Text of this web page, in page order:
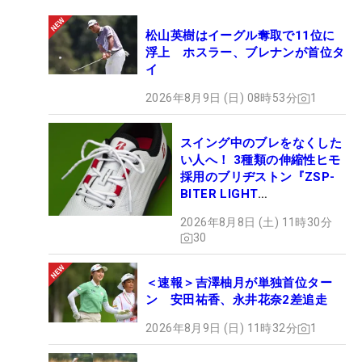
代 4R 6番パー5、7番パー4
2010年「ミズノクラシック」パク・ヒヨン 1R 6番
パー4、7番パー5
10番パー4、11番パー3
松山英樹はイーグル奪取で11位に
浮上 ホスラー、ブレナンが首位タ
イ
2026年8月9日 (日) 08時53分 1
スイング中のブレをなくした
い人へ！ 3種類の伸縮性ヒモ
採用のブリヂストン『ZSP-
BITER LIGHT
ュー
2026年8月8日 (土) 11時30分
30
＜速報＞吉澤柚月が単独首位ター
ン 安田祐香、永井花奈2差追走
2026年8月9日 (日) 11時32分 1